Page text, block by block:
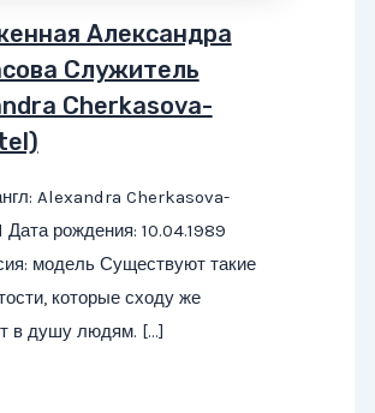
Александра
Служитель
Cherkasova-
Alexandra Cherkasova-
рождения: 10.04.1989
модель Существуют такие
которые сходу же
в душу людям. […]